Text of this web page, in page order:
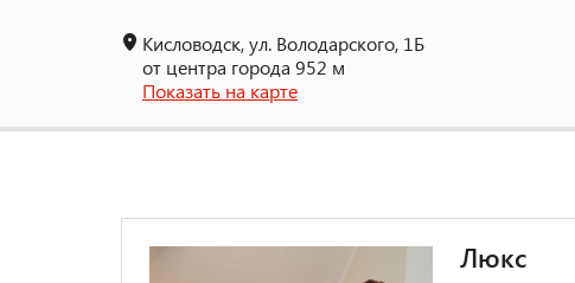
Кисловодск, ул. Володарского, 1Б
от центра города 952 м
Показать на карте
Люкс